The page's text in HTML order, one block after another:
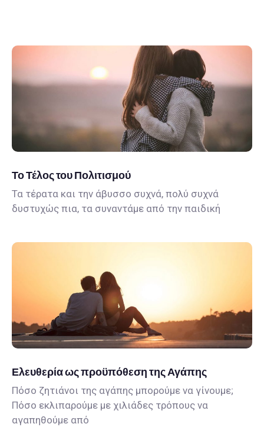
Το Τέλος του Πολιτισμού
Τα τέρατα και την άβυσσο συχνά, πολύ συχνά
δυστυχώς πια, τα συναντάμε από την παιδική
Ελευθερία ως προϋπόθεση της Αγάπης
Πόσο ζητιάνοι της αγάπης μπορούμε να γίνουμε;
Πόσο εκλιπαρούμε με χιλιάδες τρόπους να
αγαπηθούμε από